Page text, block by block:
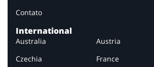
Contato
International
Australia Austria
Czechia
France